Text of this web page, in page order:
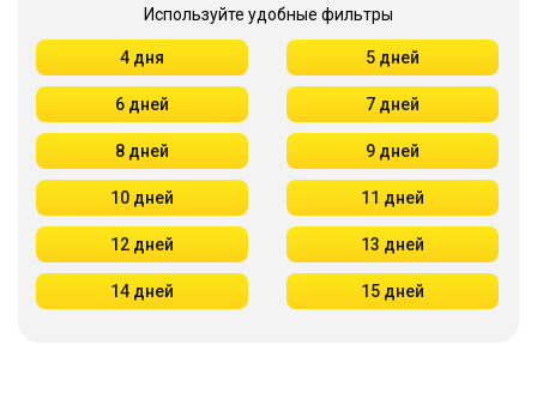
Используйте удобные фильтры
4 дня 5 дней
6 дней 7 дней
8 дней 9 дней
10 дней 11 дней
12 дней 13 дней
14 дней 15 дней